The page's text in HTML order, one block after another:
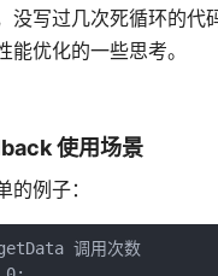
没写过几次死循环的
能优化的一些思考。
使用场景
的例子：
调用次数